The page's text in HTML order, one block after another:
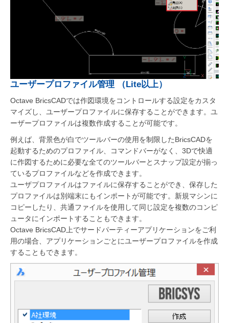
ユーザープロファイル管理 （Lite以上）
Octave BricsCADでは作図環境をコントロールする設定をカスタ
マイズし、ユーザープロファイルに保存することができます。ユ
ーザープロファイルは複数作成することが可能です。
例えば、背景色が白でツールバーの使用を制限したBricsCADを
起動するためのプロファイル、コマンドバーがなく、3Dで快適
に作図するために必要な全てのツールバーとスナップ設定が揃っ
ているプロファイルなどを作成できます。
ユーザプロファイルはファイルに保存することができ、保存した
プロファイルは別端末にもインポートが可能です。新規マシンに
コピーしたり、共通ファイルを使用して同じ設定を複数のコンピ
ュータにインポートすることもできます。
Octave BricsCAD上でサードパーティーアプリケーションをご利
用の場合、アプリケーションごとにユーザープロファイルを作成
することもできます。